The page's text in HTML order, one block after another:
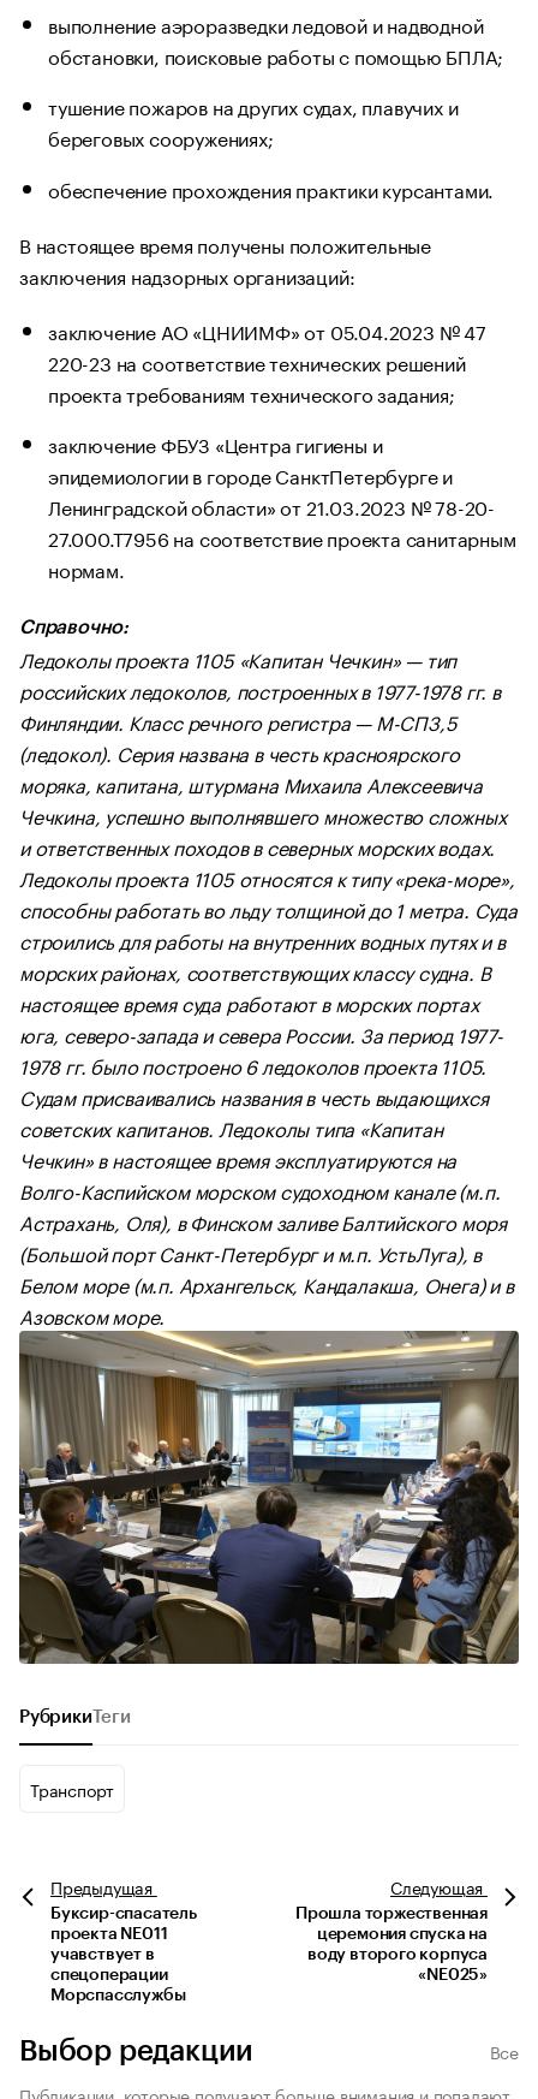
выполнение аэроразведки ледовой и надводной
обстановки, поисковые работы с помощью БПЛА;
тушение пожаров на других судах, плавучих и
береговых сооружениях;
обеспечение прохождения практики курсантами.
В настоящее время получены положительные
заключения надзорных организаций:
заключение АО «ЦНИИМФ» от 05.04.2023 № 47
220-23 на соответствие технических решений
проекта требованиям технического задания;
заключение ФБУЗ «Центра гигиены и
эпидемиологии в городе СанктПетербурге и
Ленинградской области» от 21.03.2023 № 78-20-
27.000.Т7956 на соответствие проекта санитарным
нормам.
Справочно:
Ледоколы проекта 1105 «Капитан Чечкин» — тип
российских ледоколов, построенных в 1977-1978 гг. в
Финляндии. Класс речного регистра — М-СП3,5
(ледокол). Серия названа в честь красноярского
моряка, капитана, штурмана Михаила Алексеевича
Чечкина, успешно выполнявшего множество сложных
и ответственных походов в северных морских водах.
Ледоколы проекта 1105 относятся к типу «река-море»,
способны работать во льду толщиной до 1 метра. Суда
строились для работы на внутренних водных путях и в
морских районах, соответствующих классу судна. В
настоящее время суда работают в морских портах
юга, северо-запада и севера России. За период 1977-
1978 гг. было построено 6 ледоколов проекта 1105.
Судам присваивались названия в честь выдающихся
советских капитанов. Ледоколы типа «Капитан
Чечкин» в настоящее время эксплуатируются на
Волго-Каспийском морском судоходном канале (м.п.
Астрахань, Оля), в Финском заливе Балтийского моря
(Большой порт Санкт-Петербург и м.п. УстьЛуга), в
Белом море (м.п. Архангельск, Кандалакша, Онега) и в
Азовском море.
РубрикиТеги
Транспорт
Предыдущая
Буксир-спасатель
проекта NE011
учавствует в
спецоперации
Морспасслужбы
Следующая
Прошла торжественная
церемония спуска на
воду второго корпуса
«NE025»
Выбор редакции
Все